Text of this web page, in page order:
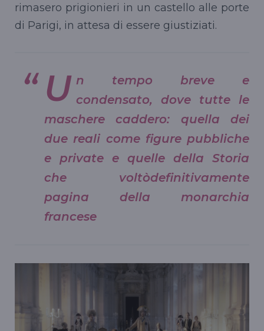
rimasero prigionieri in un castello alle porte
di Parigi, in attesa di essere giustiziati.
U n tempo breve e
condensato, dove tutte le
maschere caddero: quella dei
due reali come figure pubbliche
e private e quelle della Storia
che voltòdefinitivamente
pagina della monarchia
francese